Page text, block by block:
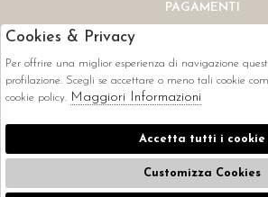
PAGAMENTI
CORRIERI
Cookies & Privacy
Per offrire una miglior esperienza di navigazione
profilazione. Scegli se accettare o meno tali cookie
cookie policy. Maggiori Informazioni
Accetta tutti i cookie
Customizza Cookies